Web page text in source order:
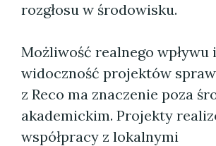
rozgłosu w środowisku.
Możliwość realnego wpływu i
widoczność projektów
z Reco ma znaczenie poza
akademickim. Projekty
współpracy z lokalnymi